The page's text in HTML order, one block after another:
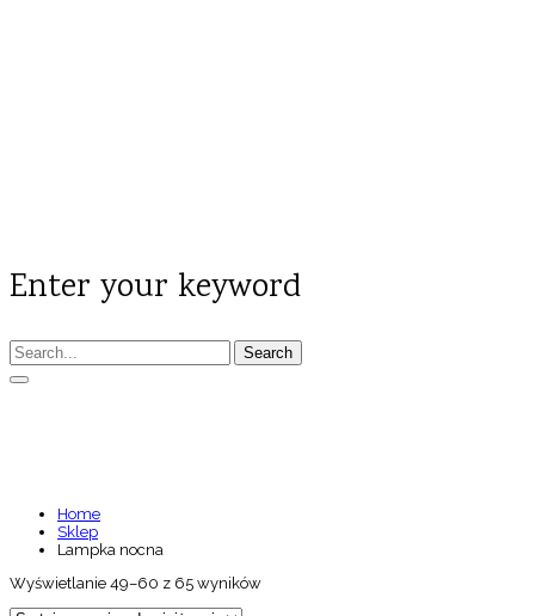
Enter your keyword
Search
Home
Sklep
Lampka nocna
Wyświetlanie 49–60 z 65 wyników